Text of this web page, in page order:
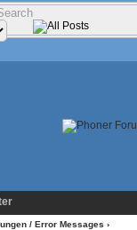
/ Error Messages ›